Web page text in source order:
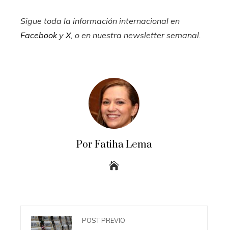
Sigue toda la información internacional en
Facebooky X, o en nuestra newsletter semanal
Por Fatiha Lema
POST PREVIO